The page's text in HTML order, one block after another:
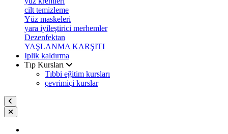
cilt temizleme
Yüz maskeleri
yara iyileştirici merhemler
Dezenfektan
YAŞLANMA KARŞITI
Iplik kaldırma
Tıp Kursları
Tıbbi eğitim kursları
çevrimiçi kurslar